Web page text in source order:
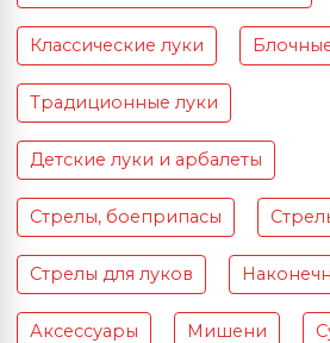
Классические луки
Традиционные луки
Детские луки и арбалеты
Стрелы, боеприпасы
Стрелы для луков
Аксессуары Мишени